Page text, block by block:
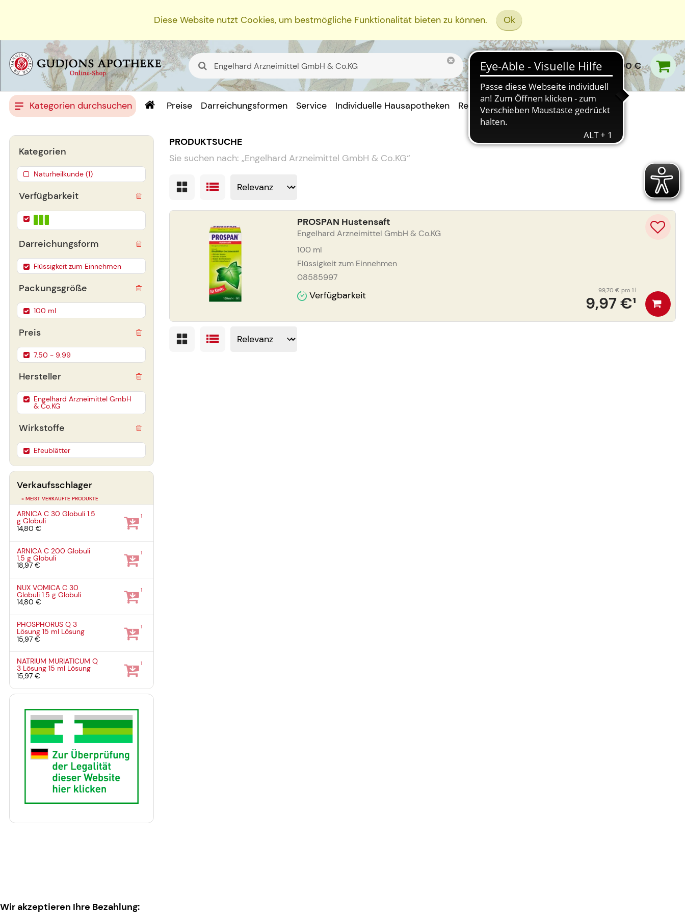
Diese Website nutzt Cookies, um bestmögliche Funktionalität bieten zu können. Ok
0,00 €
Kategorien durchsuchen Preise Darreichungsformen Service Individuelle Hausapotheken Rezept Einreichen
PRODUKTSUCHE
Sie suchen nach: „Engelhard Arzneimittel GmbH & Co.KG“
PROSPAN Hustensaft
Engelhard Arzneimittel GmbH & Co.KG
100 ml
Flüssigkeit zum Einnehmen
08585997
Verfügbarkeit 9,97 €¹
99,70 € pro 1 l
Verfügbarkeit
Darreichungsform
Flüssigkeit zum Einnehmen
Packungsgröße
100 ml
Preis
7.50 - 9.99
Hersteller
Engelhard Arzneimittel GmbH
& Co.KG
Wirkstoffe
Efeublätter
Kategorien
Naturheilkunde (1)
Verkaufsschlager
» MEIST VERKAUFTE PRODUKTE
ARNICA C 30 Globuli1.5
gGlobuli
14,80 €
1
ARNICA C 200 Globuli
1.5 gGlobuli
18,97 €
1
NUX VOMICA C 30
Globuli1.5 gGlobuli
14,80 €
1
PHOSPHORUS Q 3
Lösung15 ml Lösung
15,97 €
1
NATRIUM MURIATICUM Q
3 Lösung15 ml Lösung
15,97 €
1
Wir akzeptieren Ihre Bezahlung: